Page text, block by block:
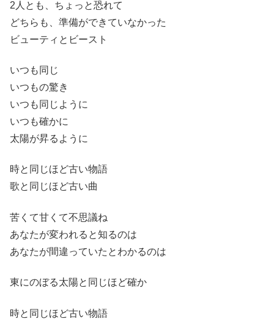
2人とも、ちょっと恐れて
どちらも、準備ができていなかった
ビューティとビースト
いつも同じ
いつもの驚き
いつも同じように
いつも確かに
太陽が昇るように
時と同じほど古い物語
歌と同じほど古い曲
苦くて甘くて不思議ね
あなたが変われると知るのは
あなたが間違っていたとわかるのは
東にのぼる太陽と同じほど確か
時と同じほど古い物語